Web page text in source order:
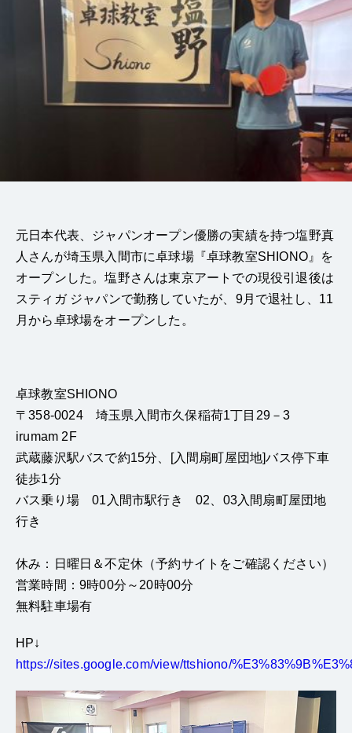
元日本代表、ジャパンオープン優勝の実績を持つ塩野真
人さんが埼玉県入間市に卓球場『卓球教室SHIONO』を
オープンした。塩野さんは東京アートでの現役引退後は
スティガ ジャパンで勤務していたが、9月で退社し、11
月から卓球場をオープンした。
卓球教室SHIONO
〒358-0024 埼玉県入間市久保稲荷1丁目29－3
irumam 2F
武蔵藤沢駅バスで約15分、[入間扇町屋団地]バス停下車
徒歩1分
バス乗り場 01入間市駅行き 02、03入間扇町屋団地
行き
休み：日曜日＆不定休（予約サイトをご確認ください）
営業時間：9時00分～20時00分
無料駐車場有
HP↓
https://sites.google.com/view/ttshiono/